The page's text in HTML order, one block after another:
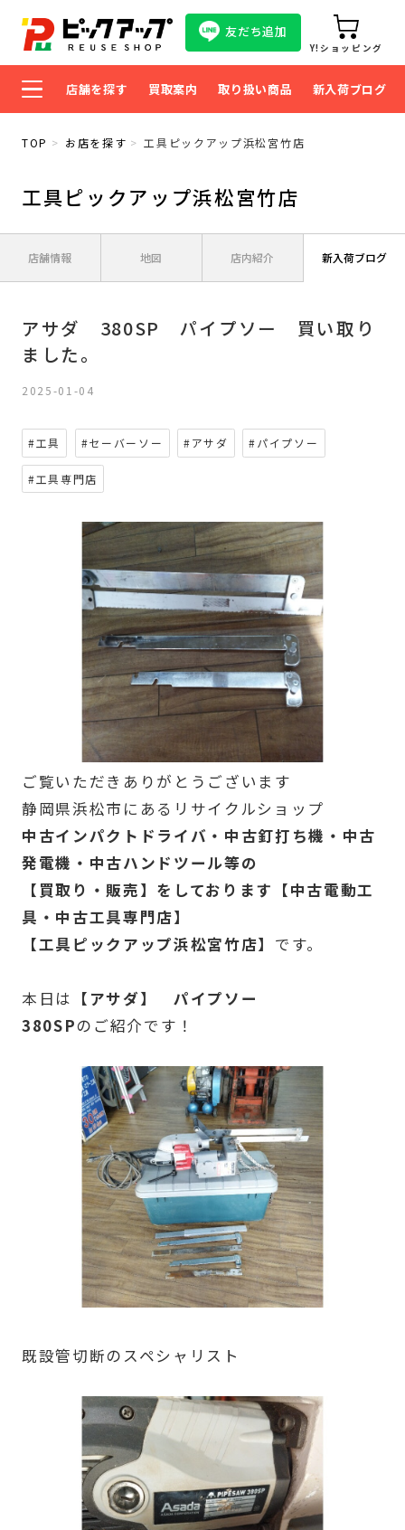
友だち追加
Y!ショッピング
店舗を探す 買取案内 取り扱い商品 新入荷ブログ
TOP お店を探す 工具ピックアップ浜松宮竹店
工具ピックアップ浜松宮竹店
店舗情報 地図 店内紹介 新入荷ブログ
アサダ 380SP パイプソー 買い取り
ました。
2025-01-04
#工具 #セーバーソー #アサダ #パイプソー
#工具専門店
ご覧いただきありがとうございます
静岡県浜松市にあるリサイクルショップ
中古インパクトドライバ・中古釘打ち機・中古
発電機・中古ハンドツール等の
【買取り・販売】をしております【中古電動工
具・中古工具専門店】
【工具ピックアップ浜松宮竹店】 です。
本日は 【アサダ】 パイプソー
380SPのご紹介です！
既設管切断のスペシャリスト